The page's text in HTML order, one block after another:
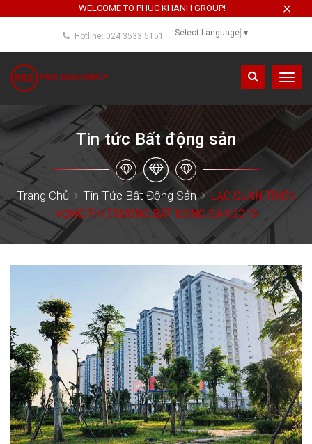
×
WELCOME TO PHUC KHANH GROUP!
Hotline: 024 3533 5151 Select Language ▼
Tin tức Bất động sản
Trang Chủ Tin Tức Bất Động Sản
LẠC QUAN TRIỂN
VỌNG THỊ TRƯỜNG BẤT ĐỘNG SẢN 2019